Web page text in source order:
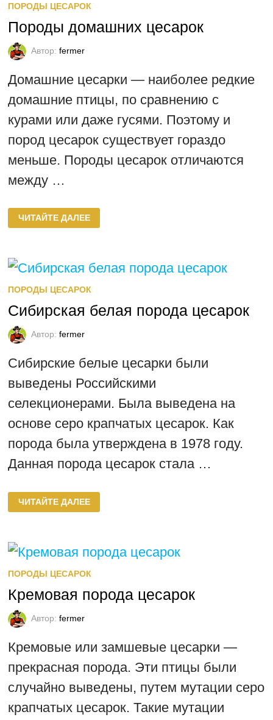
ПОРОДЫ ЦЕСАРОК
Породы домашних цесарок
Автор: fermer
Домашние цесарки — наиболее редкие
домашние птицы, по сравнению с
курами или даже гусями. Поэтому и
пород цесарок существует гораздо
меньше. Породы цесарок отличаются
между …
ПОРОДЫ
ДОМАШНИХ
ЦЕСАРОК
ЧИТАЙТЕ ДАЛЕЕ
ПОРОДЫ ЦЕСАРОК
Сибирская белая порода цесарок
Автор: fermer
Сибирские белые цесарки были
выведены Российскими
селекционерами. Была выведена на
основе серо крапчатых цесарок. Как
порода была утверждена в 1978 году.
Данная порода цесарок стала …
СИБИРСКАЯ
БЕЛАЯ
ПОРОДА
ЧИТАЙТЕ ДАЛЕЕ
ПОРОДЫ ЦЕСАРОК
Кремовая порода цесарок
Автор: fermer
Кремовые или замшевые цесарки —
прекрасная порода. Эти птицы были
случайно выведены, путем мутации серо
крапчатых цесарок. Такие мутации